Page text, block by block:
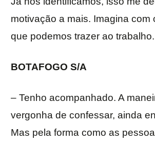
motivação a mais. Imagina com
que podemos trazer ao trabalho.
BOTAFOGO S/A
– Tenho acompanhado. A
vergonha de confessar, ainda
Mas pela forma como as